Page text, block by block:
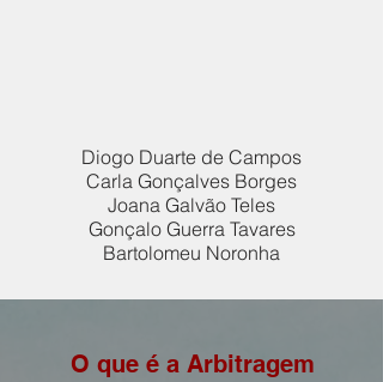
Diogo Duarte de Campos
Carla Gonçalves Borges
Joana Galvão Teles
Gonçalo Guerra Tavares
Bartolomeu Noronha
O que é a Arbitragem